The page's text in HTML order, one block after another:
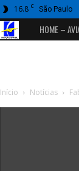
16.8 C São Paulo
Portal
HOME –
Início Notícias